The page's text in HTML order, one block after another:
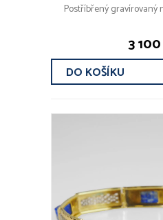
Postříbřený gravírovaný
3
DO KOŠÍKU